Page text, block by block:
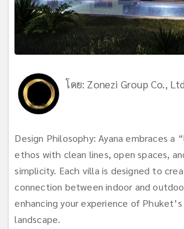
โดย: Zonezi Group Co., Ltd
Design Philosophy: Ayana embraces a
ethos with clean lines, open spaces,
simplicity. Each villa is designed to
connection between indoor and
enhancing your experience of
landscape.